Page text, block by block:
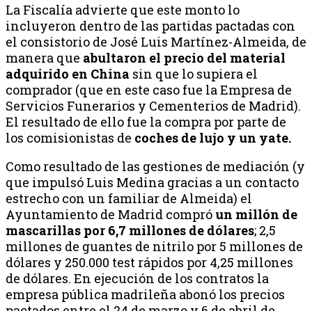
La Fiscalía advierte que este monto lo
incluyeron dentro de las partidas pactadas con
el consistorio de José Luis Martínez-Almeida, de
manera que abultaron el precio del material
adquirido en China sin que lo supiera el
comprador (que en este caso fue la Empresa de
Servicios Funerarios y Cementerios de Madrid).
El resultado de ello fue la compra por parte de
los comisionistas de coches de lujo y un yate.
Como resultado de las gestiones de mediación (y
que impulsó Luis Medina gracias a un contacto
estrecho con un familiar de Almeida) el
Ayuntamiento de Madrid compró un millón de
mascarillas por 6,7 millones de dólares; 2,5
millones de guantes de nitrilo por 5 millones de
dólares y 250.000 test rápidos por 4,25 millones
de dólares. En ejecución de los contratos la
empresa pública madrileña abonó los precios